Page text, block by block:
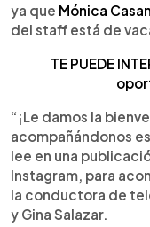
ya que Mónica
del staff está de
TE PUEDE
“¡Le damos la
acompañándonos
lee en una
Instagram, para
la conductora de
y Gina Salazar.